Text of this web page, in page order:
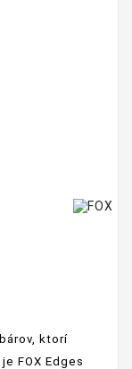
ktorí
FOX Edges